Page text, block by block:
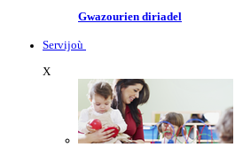
Gwazourien diriadel
Servijoù
X